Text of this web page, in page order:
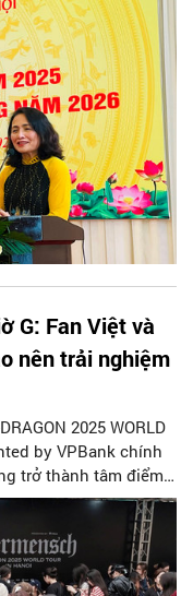
G: Fan Việt và
nên trải nghiệm
2025 WORLD
by VPBank chính
trở thành tâm điểm
mỗi lúc một đông,
cười cùng sự háo hức
hết mình cho đêm